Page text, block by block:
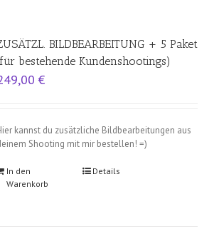
BILDBEARBEITUNG + 5 Paket
bestehende Kundenshootings)
€
kannst du zusätzliche Bildbearbeitungen aus
Shooting mit mir bestellen! =)
In den
Warenkorb
Details